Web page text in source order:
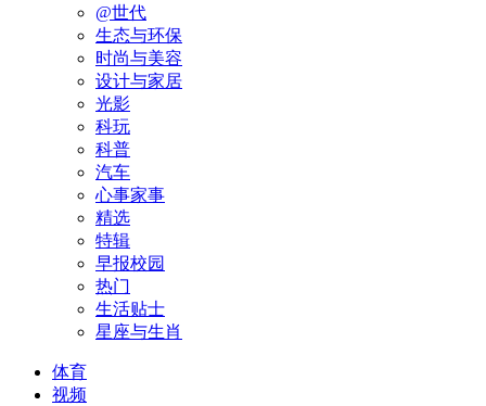
@世代
生态与环保
时尚与美容
设计与家居
光影
科玩
科普
汽车
心事家事
精选
特辑
早报校园
热门
生活贴士
星座与生肖
体育
视频